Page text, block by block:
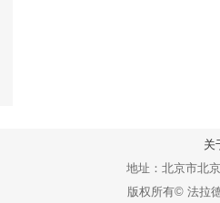
关
地址：北京市北
版权所有© 法拉